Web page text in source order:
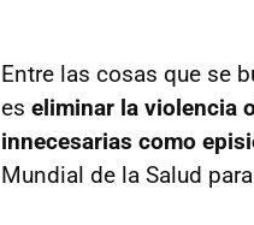
Entre las cosas que se
es eliminar la violencia
innecesarias como
Mundial de la Salud